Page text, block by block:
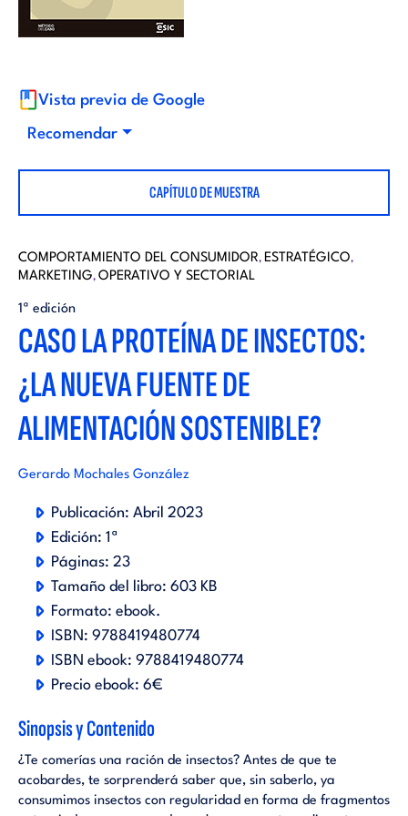
d
r
i
a
l
o
r
a
Vista previa de Google
Recomendar
CAPÍTULO DE MUESTRA
COMPORTAMIENTO DEL CONSUMIDOR, ESTRATÉGICO,
MARKETING, OPERATIVO Y SECTORIAL
1ª edición
CASO LA PROTEÍNA DE INSECTOS:
¿LA NUEVA FUENTE DE
ALIMENTACIÓN SOSTENIBLE?
Gerardo Mochales González
Publicación: Abril 2023
Edición: 1ª
Páginas: 23
Tamaño del libro: 603 KB
Formato: ebook.
ISBN: 9788419480774
ISBN ebook: 9788419480774
Precio ebook: 6€
Sinopsis y Contenido
¿Te comerías una ración de insectos? Antes de que te
acobardes, te sorprenderá saber que, sin saberlo, ya
consumimos insectos con regularidad en forma de fragmentos